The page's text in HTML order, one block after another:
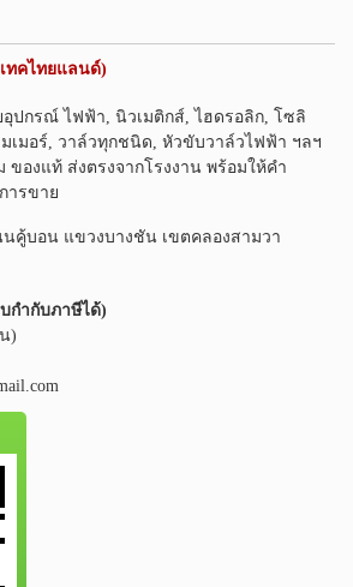
ทคไทยแลนด์)
ปกรณ์ ไฟฟ้า, นิวเมติกส์, ไฮดรอลิก, โซลิ
เมอร์, วาล์วทุกชนิด, หัวขับวาล์วไฟฟ้า ฯลฯ
ของแท้ ส่งตรงจากโรงงาน พร้อมให้คำ
ารขาย
นคู้บอน แขวงบางชัน เขตคลองสามวา
กำกับภาษีได้)
)